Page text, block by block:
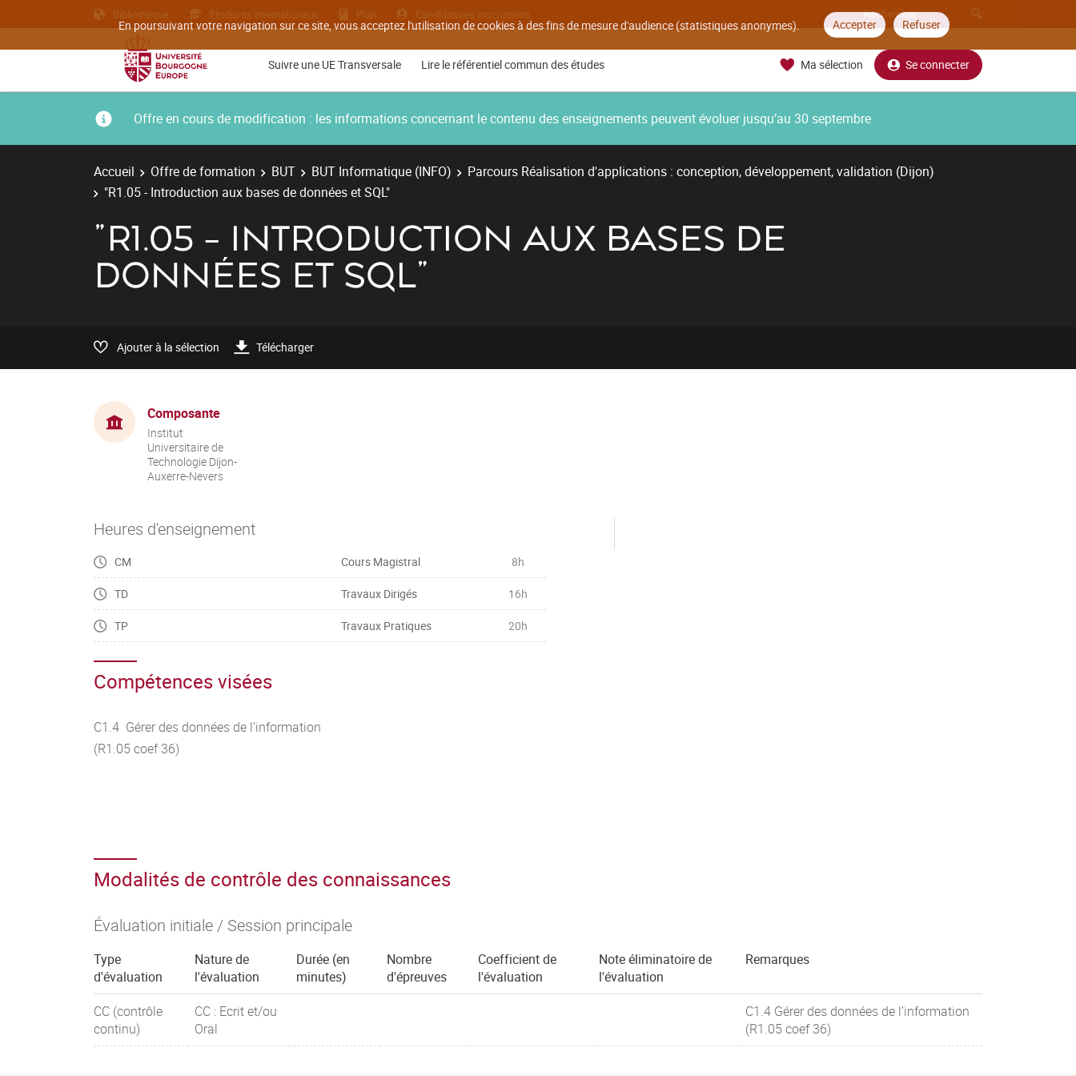
En poursuivant votre navigation sur ce site, vous acceptez l'utilisation de cookies à des fins de mesure d'audience (statistiques anonymes). Accepter Refuser
Bibliothèque Etudiants internationaux Plan Candidatures inscriptions
Suivre une UE Transversale Lire le référentiel commun des études Ma sélection Se connecter
Offre en cours de modification : les informations concernant le contenu des enseignements peuvent évoluer jusqu’au 30 septembre
Accueil Offre de formation BUT BUT Informatique (INFO)
Parcours Réalisation d'applications : conception, développement, validation (Dijon)
"R1.05 - Introduction aux bases de données et SQL"
"R1.05 - INTRODUCTION AUX BASES DE
DONNÉES ET SQL"
Ajouter à la sélection Télécharger
Composante
Institut
Universitaire de
Technologie Dijon-
Auxerre-Nevers
Heures d'enseignement
CM Cours Magistral 8h
TD Travaux Dirigés 16h
TP Travaux Pratiques 20h
Compétences visées
C1.4 Gérer des données de l’information
(R1.05 coef 36)
Modalités de contrôle des connaissances
Évaluation initiale / Session principale
Type
d'évaluation
Nature de
l'évaluation
Durée (en
minutes)
Nombre
d'épreuves
Coefficient de
l'évaluation
Note éliminatoire de
l'évaluation
Remarques
CC (contrôle
continu)
CC : Ecrit et/ou
Oral
C1.4 Gérer des données de l’information
(R1.05 coef 36)